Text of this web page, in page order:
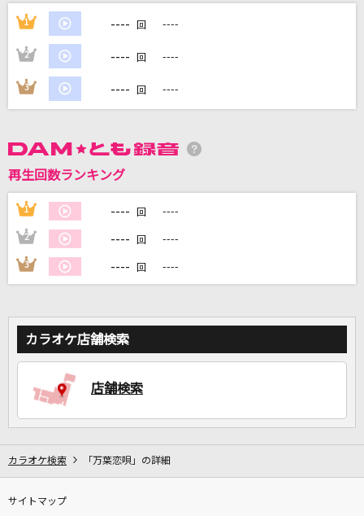
カラオケ最新情報をチェック！
1 ---- 回 ----
2 ---- 回 ----
3 ---- 回 ----
再生回数ランキング
1 ---- 回 ----
2 ---- 回 ----
3 ---- 回 ----
カラオケ店舗検索
店舗検索
カラオケ検索 「万葉恋唄」の詳細
サイトマップ